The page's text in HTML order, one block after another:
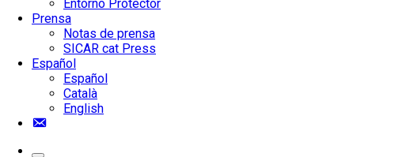
Entorno Protector
Prensa
Notas de prensa
SICAR cat Press
Español
Español
Català
English
Contacto